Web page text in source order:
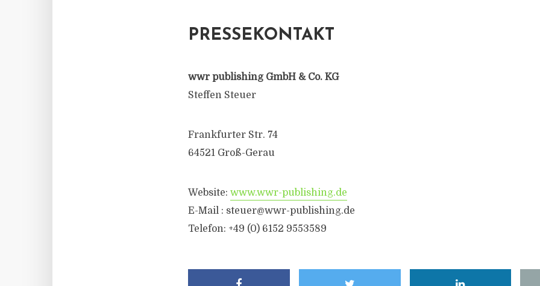
PRESSEKONTAKT
wwr publishing GmbH & Co. KG
Steffen Steuer
Frankfurter Str. 74
64521 Groß-Gerau
Website: www.wwr-publishing.de
E-Mail : steuer@wwr-publishing.de
Telefon: +49 (0) 6152 9553589